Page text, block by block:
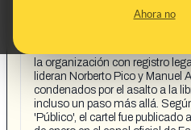
Ahora no
publico.es 🔴 La ultraderecha
accidente de Adamuz para
insultos contra el Gobierno.
la organización con registro
lideran Norberto Pico y Manuel
condenados por el asalto a la
incluso un paso más allá.
'Público', el cartel fue publicado